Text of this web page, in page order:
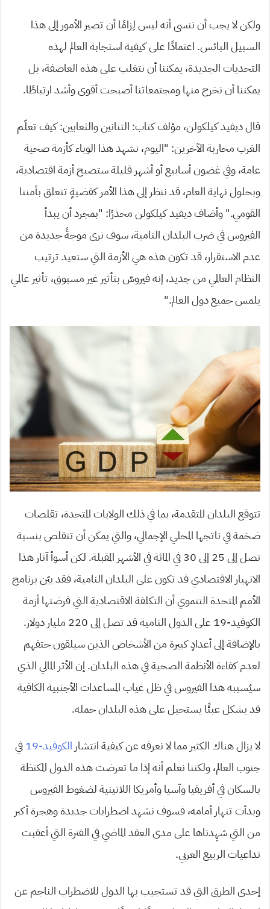
ولكن لا يجب أن ننسى أنه ليس لِزامًا أن تصير الأمور إلى هذا
السبيل البائس. اعتمادًا على كيفية استجابة العالم لهذه
التحديات الجديدة، يمكننا أن نتغلب على هذه العاصفة، بل
يمكننا أن نخرج منها ومجتمعاتنا أصبحت أقوى وأشد ارتباطًا.
قال ديفيد كيلكولن، مؤلف كتاب: التنانين والثعابين: كيف تعلّم
الغرب محاربة الآخرين: “اليوم، نشهد هذا الوباء كأزمة صحية
عامة، وفي غضون أسابيع أو أشهر قليلة ستصبح أزمة اقتصادية،
وبحلول نهاية العام، قد ننظر إلى هذا الأمر كقضيةٍ تتعلق بأمننا
القومي.” وأضاف ديفيد كيلكولن محذرًا: “بمجرد أن يبدأ
الفيروس في ضرب البلدان النامية، سوف نرى موجةً جديدة من
عدم الاستقرار، قد تكون هذه هي الأزمة التي ستعيد ترتيب
النظام العالمي من جديد، إنه فيروسٌ بتأثير غير مسبوق، تأثير عالمي
يلمس جميع دول العالم.”
تتوقع البلدان المتقدمة، بما في ذلك الولايات المتحدة، تقلصات
ضخمة في ناتجها المحلي الإجمالي، والتي يمكن أن تتقلص بنسبة
تصل إلى 25 إلى 30 في المائة في الأشهر المقبلة. لكن أسوأ آثار هذا
الانهيار الاقتصادي قد تكون على البلدان النامية، فقد بيّن برنامج
الأمم المتحدة التنموي أن التكلفة الاقتصادية التي فرضتها أزمة
الكوفيد-19 على الدول النامية قد تصل إلى 220 مليار دولار.
بالإضافة إلى أعدادٍ كبيرة من الأشخاص الذين سيلقون حتفهم
لعدم كفاءة الأنظمة الصحية في هذه البلدان. إن الأثر المالي الذي
سيُسببه هذا الفيروس في ظل غياب المساعدات الأجنبية الكافية
قد يشكل عبئًا يستحيل على هذه البلدان حمله.
لا يزال هناك الكثير مما لا نعرفه عن كيفية انتشار الكوفيد-19
في
جنوب العالم، ولكننا نعلم أنه إذا ما تعرضت هذه الدول المكتظة
بالسكان في أفريقيا وآسيا وأمريكا اللاتينية لضغوط الفيروس
وبدأت تنهار أمامه، فسوف نشهد اضطرابات جديدة وهجرة أكبر
من التي شهِدناها على مدى العقد الماضي في الفترة التي أعقبت
تداعيات الربيع العربي.
إحدى الطرق التي قد تستجيب بها الدول للاضطراب الناجم عن